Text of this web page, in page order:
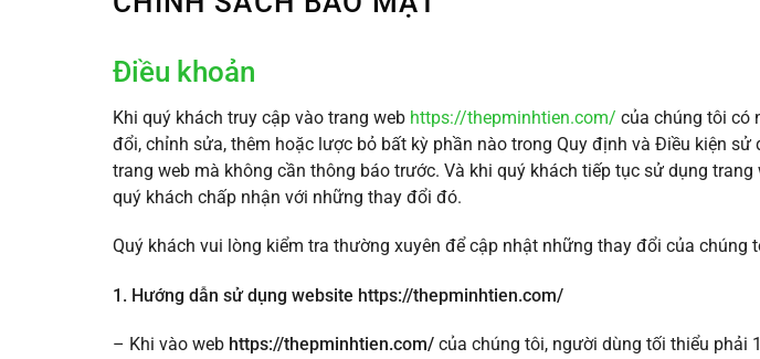
Điều khoản
Khi quý khách truy cập vào trang web https://thepminhtien.com/ của chúng tôi có
đổi, chỉnh sửa, thêm hoặc lược bỏ bất kỳ phần nào trong Quy định và Điều kiện
trang web mà không cần thông báo trước. Và khi quý khách tiếp tục sử dụng
quý khách chấp nhận với những thay đổi đó.
Quý khách vui lòng kiểm tra thường xuyên để cập nhật những thay đổi của chúng
1. Hướng dẫn sử dụng website https://thepminhtien.com/
– Khi vào web https://thepminhtien.com/ của chúng tôi, người dùng tối thiểu phải